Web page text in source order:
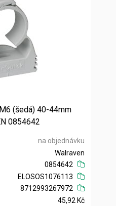
(šedá) 40-44mm
0854642
na objednávku
Walraven
0854642
ELOSOS1076113
8712993267972
45,92 Kč